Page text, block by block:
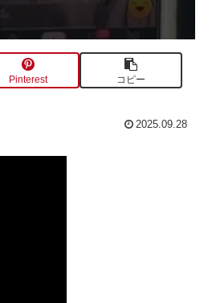
Pinterest コピー
2025.09.28